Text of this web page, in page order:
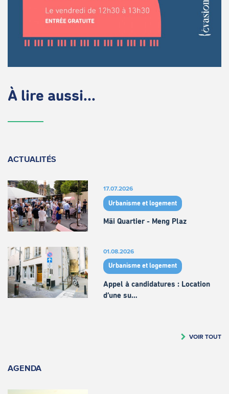
À lire aussi...
ACTUALITÉS
17.07.2026
Urbanisme et logement
Mäi Quartier - Meng Plaz
01.08.2026
Urbanisme et logement
Appel à candidatures : Location
d’une su…
VOIR TOUT
AGENDA